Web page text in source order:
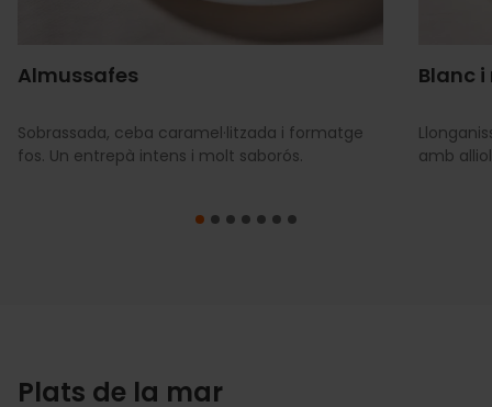
Almussafes
Sobrassada, ceba caramel·litzada i formatge
fos. Un entrepà intens i molt saborós.
Blanc
amb
Plats de la mar